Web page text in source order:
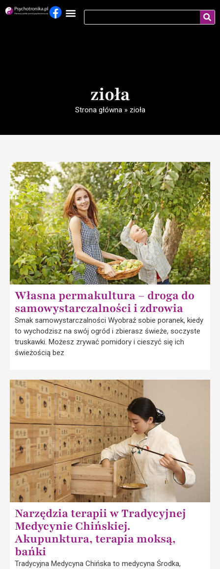
zioła
Strona główna» zioła
Własna permakultura – droga do
samowystarczalności i zdrowia
Smak samowystarczalności Wyobraź sobie poranek, kiedy
to wychodzisz na swój ogród i zbierasz świeże, soczyste
truskawki. Możesz zrywać pomidory i cieszyć się ich
świeżością bez
Narzędzia terapii w Tradycyjnej
Medycynie Chińskiej.
Akupunktura, terapia moksą,
bańki
Tradycyjna Medycyna Chińska to medycyna Środka,